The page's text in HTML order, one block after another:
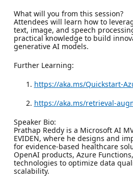
What will you from this session?
Attendees will learn how to
text, image, and speech
practical knowledge to build
generative AI models.
Further Learning:
https://aka.ms/Quickstart-
https://aka.ms/retrieval-
Speaker Bio:
Prathap Reddy is a Microsoft AI
EVIDEN, where he designs and
for evidence-based healthcare
OpenAI products, Azure
technologies to optimize data
scalability.